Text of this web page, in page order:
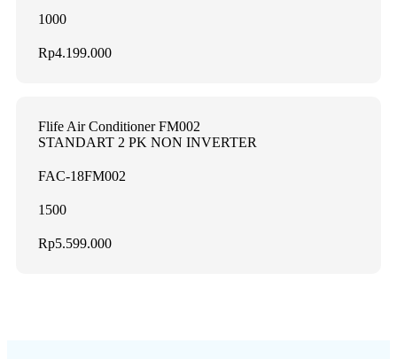
1000
Rp4.199.000
Flife Air Conditioner FM002
STANDART 2 PK NON INVERTER
FAC-18FM002
1500
Rp5.599.000